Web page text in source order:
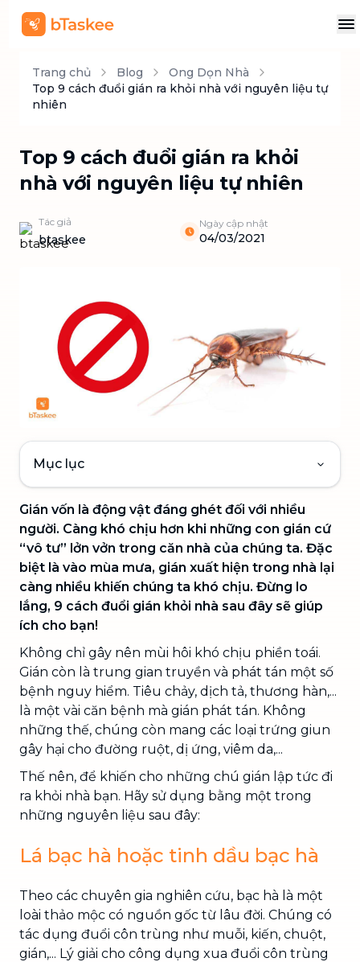
Trang chủ Blog
Ong Dọn Nhà
Top 9 cách đuổi gián ra khỏi nhà với nguyên liệu tự
nhiên
Top 9 cách đuổi gián ra khỏi
nhà với nguyên liệu tự nhiên
Tác giả
btaskee
Ngày cập nhật
04/03/2021
Mục lục
Gián vốn là động vật đáng ghét đối với nhiều
người. Càng khó chịu hơn khi những con gián cứ
“vô tư” lởn vởn trong căn nhà của chúng ta. Đặc
biệt là vào mùa mưa, gián xuất hiện trong nhà lại
càng nhiều khiến chúng ta khó chịu. Đừng lo
lắng, 9 cách đuổi gián khỏi nhà sau đây sẽ giúp
ích cho bạn!
Không chỉ gây nên mùi hôi khó chịu phiền toái.
Gián còn là trung gian truyền và phát tán một số
bệnh nguy hiểm. Tiêu chảy, dịch tả, thương hàn,...
là một vài căn bệnh mà gián phát tán. Không
những thế, chúng còn mang các loại trứng giun
gây hại cho đường ruột, dị ứng, viêm da,...
Thế nên, để khiến cho những chú gián lập tức đi
ra khỏi nhà bạn. Hãy sử dụng bằng một trong
những nguyên liệu sau đây:
Lá bạc hà hoặc tinh dầu bạc hà
Theo các chuyên gia nghiên cứu, bạc hà là một
loài thảo mộc có nguồn gốc từ lâu đời. Chúng có
tác dụng đuổi côn trùng như muỗi, kiến, chuột,
gián,... Lý giải cho công dụng xua đuổi côn trùng